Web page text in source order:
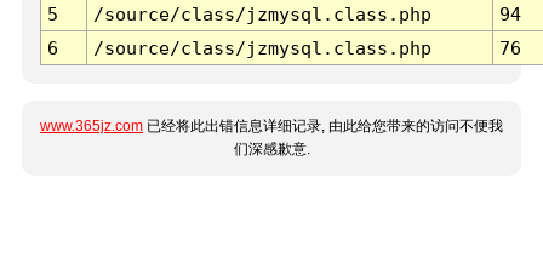
5
/source/class/jzmysql.class.php
94
6
/source/class/jzmysql.class.php 76
www.365jz.com 已经将此出错信息详细记录, 由此给您带来的访问不便我
们深感歉意.